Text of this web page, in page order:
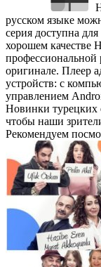
русском языке
серия доступна
хорошем качестве
профессиональной
оригинале. Плеер
устройств: с
управлением
Новинки турецких
чтобы наши
Рекомендуем